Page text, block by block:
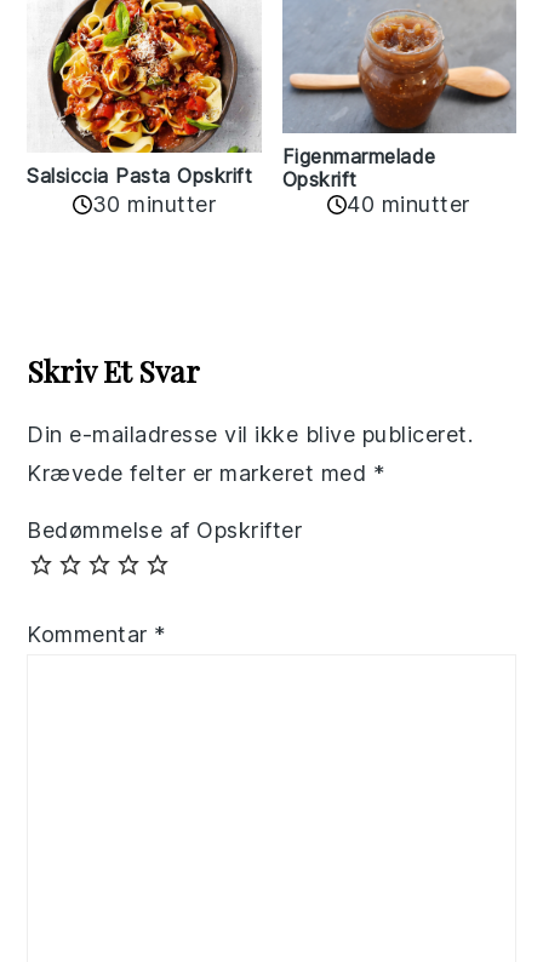
Salsiccia Pasta Opskrift
30 minutter
Figenmarmelade
Opskrift
40 minutter
Interactions
Skriv Et Svar
Din e-mailadresse vil ikke blive publiceret.
Krævede felter er markeret med *
Bedømmelse af Opskrifter
Kommentar *